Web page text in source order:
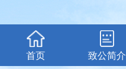
首页 致公简介